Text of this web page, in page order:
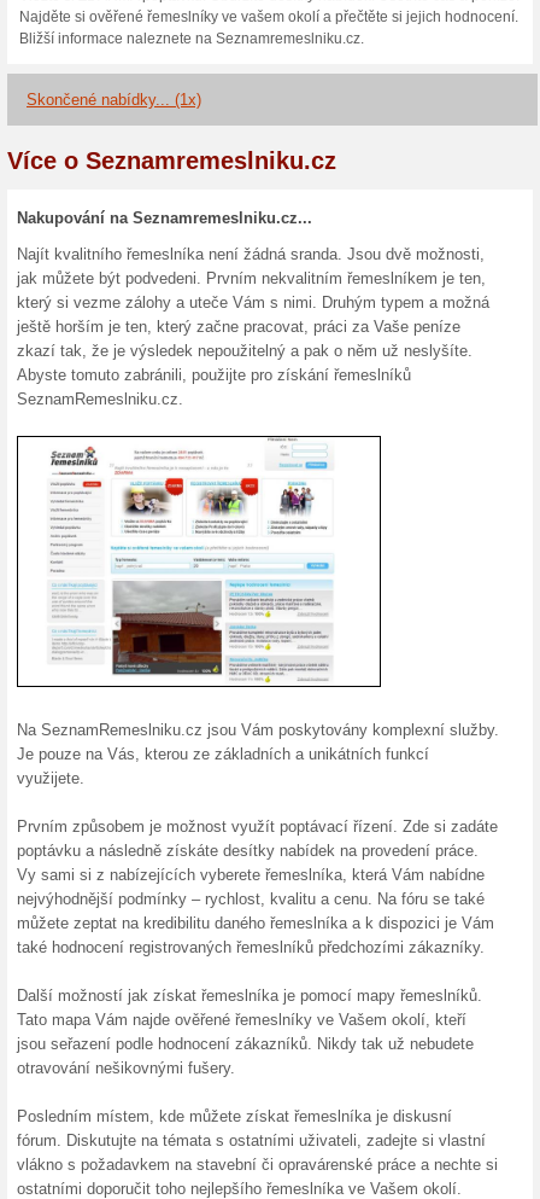
Aktuální slevy a
Vložte si zdarma
100% fungovalo
Akce
Služba je zcela zdarma.
ceny. Najděte si ověřené
hodnocení. Bližší informace
Víte, koho si
100% fungovalo Akce
Po obdržení nabídek
řemeslníky ve vašem okolí a
naleznete na
Jistota kvalitní práce
100% fungovalo Akce